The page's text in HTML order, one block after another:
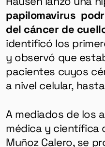
papilomavirus
del cáncer de
identificó los
y observó que
pacientes cuyos
a nivel celular,
A mediados de los
médica y científica
Muñoz Calero, se